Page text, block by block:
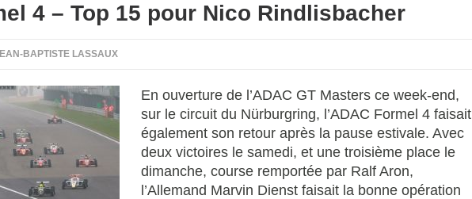
4 – Top 15 pour Nico Rindlisbacher
BAPTISTE LASSAUX
En ouverture de l’ADAC GT Masters ce week-end,
sur le circuit du Nürburgring, l’ADAC Formel 4 faisait
également son retour après la pause estivale. Avec
deux victoires le samedi, et une troisième place le
dimanche, course remportée par Ralf Aron,
l’Allemand Marvin Dienst faisait la bonne opération